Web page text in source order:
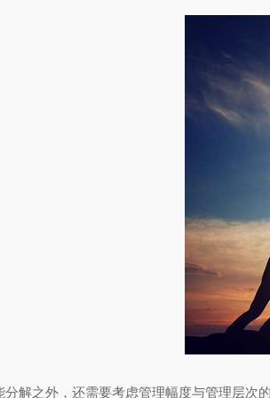
分解之外，还需要考虑管理幅度与管理层次